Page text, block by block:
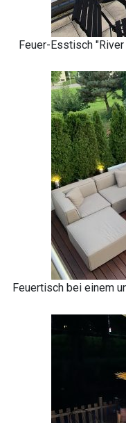
Feuer-Esstisch
Feuertisch bei einem